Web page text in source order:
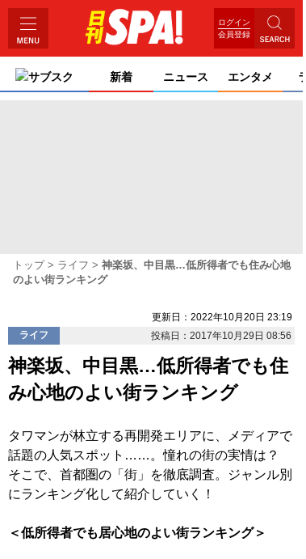
ログイン
会員登録
サブスク 新着 ニュース エンタメ
トップ ライフ
神楽坂、中目黒…低所得者でも住み心地
のよい街ランキング
更新日：2022年10月20日 23:19
ライフ
投稿日：2017年10月29日 08:56
神楽坂、中目黒…低所得者でも住
み心地のよい街ランキング
タワマンが林立する再開発エリアに、メディアで
話題の人気スポット……。憧れの街の実情は？
そこで、首都圏の「街」を徹底調査。ジャンル別
にランキング化して紹介していく！
＜低所得者でも居心地のよい街ランキング＞